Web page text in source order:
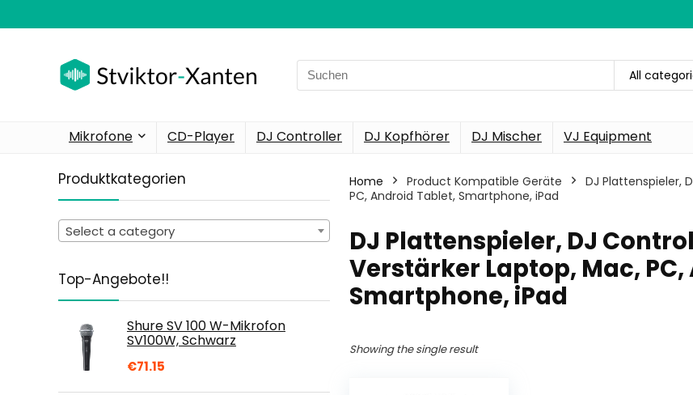
Search
for:
All
Mikrofone CD-Player DJ Controller DJ Kopfhörer DJ Mischer VJ Equipment
Produktkategorien
Select a category
Top-Angebote!!
Shure SV 100 W-Mikrofon
SV100W, Schwarz
€71.15
Home Product Kompatible Geräte
‎DJ Plattenspieler,
PC, Android Tablet, Smartphone, iPad
‎DJ Plattenspieler, DJ
Verstärker Laptop, Mac,
Smartphone, iPad
Showing the single result